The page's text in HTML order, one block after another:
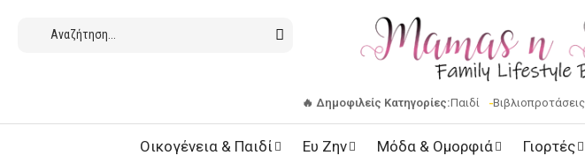
🔥 Δημοφιλείς Κατηγορίες:Παιδί Βιβλιοπροτάσεις
Οικογένεια & Παιδί Ευ Ζην Μόδα & Ομορφιά Γιορτές